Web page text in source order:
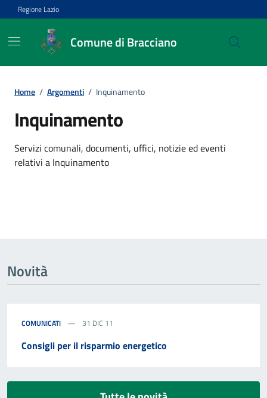
Vai ai contenuti
Vai al footer
Regione Lazio
Comune di Bracciano
Home / Argomenti / Inquinamento
Inquinamento
Dettagli dell'argomento
Servizi comunali, documenti, uffici, notizie ed eventi
relativi a Inquinamento
Novità
COMUNICATI 31 DIC 11
Consigli per il risparmio energetico